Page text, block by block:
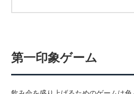
第一印象ゲーム